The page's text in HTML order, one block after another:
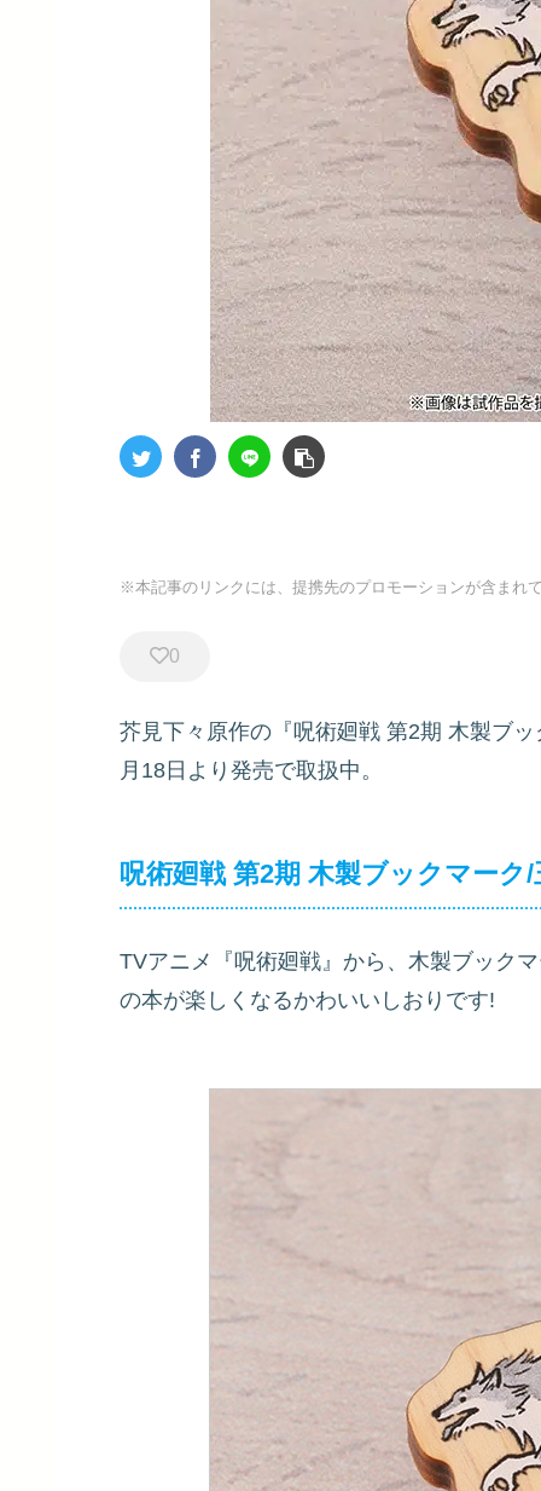
※本記事のリンクには、提携先のプロモーションが含まれ
0
芥見下々原作の『呪術廻戦 第2期 木製ブ
月18日より発売で取扱中。
呪術廻戦 第2期 木製ブックマーク
TVアニメ『呪術廻戦』から、木製ブック
の本が楽しくなるかわいいしおりです!